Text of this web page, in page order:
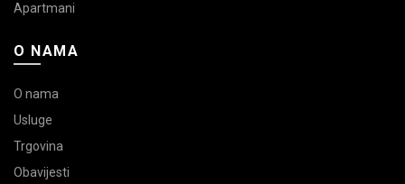
Apartmani
O NAMA
O nama
Usluge
Trgovina
Obavijesti